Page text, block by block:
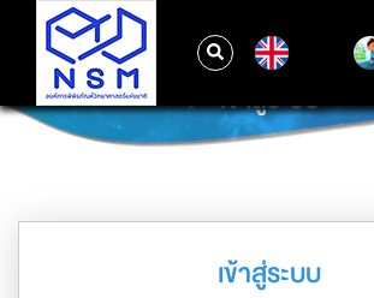
เข้าสู่ระบบ
เข้าสู่ระบบ